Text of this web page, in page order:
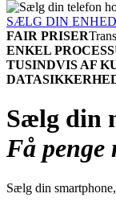
SÆLG DIN
FAIR PRISER
ENKEL PROCESS
TUSINDVIS AF
Sælg din
Få penge
Sælg din